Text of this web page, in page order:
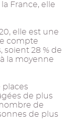
France, elle
elle est une
compte
28 % de
la moyenne
places
de plus
de
de plus